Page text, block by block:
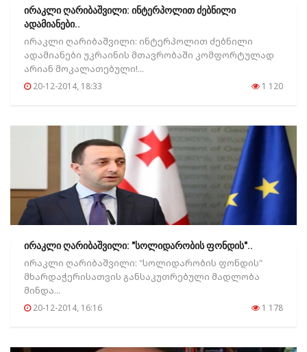
ირაკლი ღარიბაშვილი: ინტერპოლით ძებნილი
ადამიანები..
ირაკლი ღარიბაშვილი: ინტერპოლით ძებნილი
ადამიანები უკრაინის მთავრობაში კომფორტულად
არიან მოკალათებული!...
20-12-2014, 18:33 1 120
ირაკლი ღარიბაშვილი: "სოლიდარობის ფონდის"..
ირაკლი ღარიბაშვილი: "სოლიდარობის ფონდის"
მხარდაჭერისათვის განსაკუთრებული მადლობა
მინდა...
20-12-2014, 16:16 1 178